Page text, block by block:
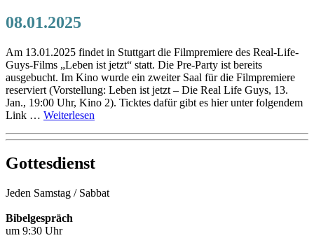
08.01.2025
Am 13.01.2025 findet in Stuttgart die Filmpremiere des Real-Life-
Guys-Films „Leben ist jetzt“ statt. Die Pre-Party ist bereits
ausgebucht. Im Kino wurde ein zweiter Saal für die Filmpremiere
reserviert (Vorstellung: Leben ist jetzt – Die Real Life Guys, 13.
Jan., 19:00 Uhr, Kino 2). Ticktes dafür gibt es hier unter folgendem
Link … Weiterlesen
Gottesdienst
Jeden Samstag / Sabbat
Bibelgespräch
um 9:30 Uhr